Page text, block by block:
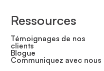
Ressources
Témoignages de nos
clients
Blogue
Communiquez avec nous